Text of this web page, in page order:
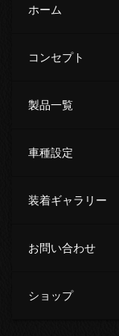
ホーム
コンセプト
製品一覧
車種設定
装着ギャラリー
お問い合わせ
ショップ